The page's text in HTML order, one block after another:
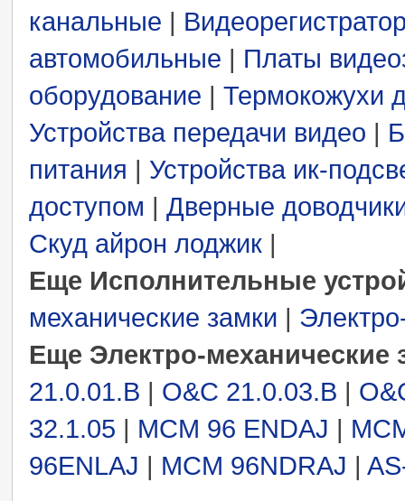
канальные |
автомобильные | Платы
оборудование | Термокожухи
Устройства передачи видео |
питания | Устройства ик-
доступом | Дверные
Скуд айрон лоджик |
Еще Исполнительные
механические замки |
Еще Электро-механические
21.0.01.B | O&C 21.0.03.B |
32.1.05 | MCM 96 ENDAJ |
96ENLAJ | MCM 96NDRAJ |